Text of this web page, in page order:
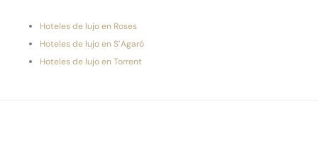
Hoteles de lujo en Roses
Hoteles de lujo en S’Agaró
Hoteles de lujo en Torrent